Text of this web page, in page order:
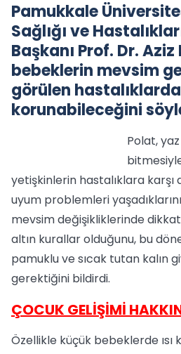
Pamukkale
Sağlığı ve
Başkanı Prof. Dr.
bebeklerin mevsim
görülen
korunabileceğini
Polat,
yetişkinlerin hastalıklara
uyum problemleri
mevsim değişikliklerinde
altın kurallar olduğunu, bu
pamuklu ve sıcak tutan kalın
gerektiğini bildirdi.
ÇOCUK GELİŞİMİ
Özellikle küçük bebeklerde ısı